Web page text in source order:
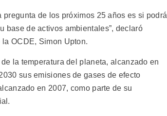
de los próximos 25 años es si podrá
base de activos ambientales”, declaró
OCDE, Simon Upton.
la temperatura del planeta, alcanzado en
sus emisiones de gases de efecto
en 2007, como parte de su